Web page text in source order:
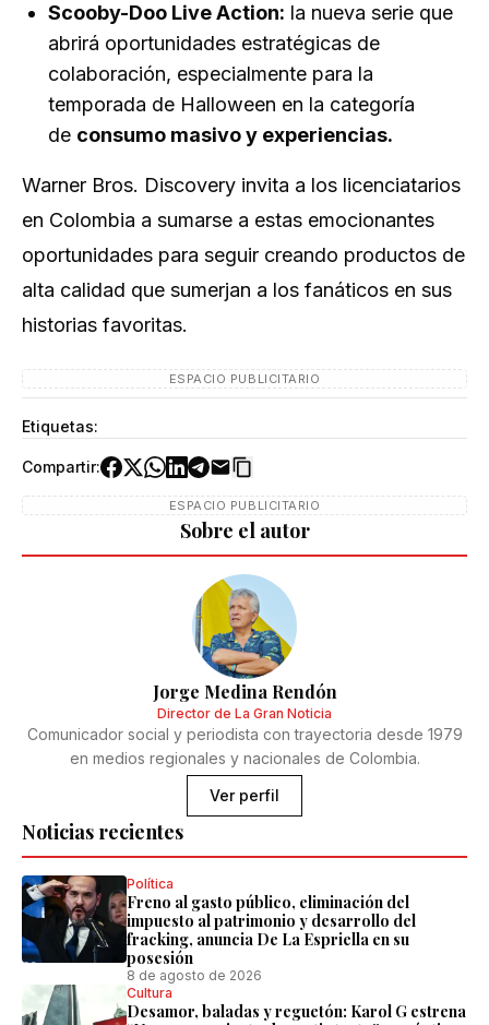
Scooby-Doo Live Action: la nueva serie que
abrirá oportunidades estratégicas de
colaboración, especialmente para la
temporada de Halloween en la categoría
de consumo masivo y experiencias.
Warner Bros. Discovery invita a los licenciatarios
en Colombia a sumarse a estas emocionantes
oportunidades para seguir creando productos de
alta calidad que sumerjan a los fanáticos en sus
historias favoritas.
ESPACIO PUBLICITARIO
Etiquetas:
Compartir:
ESPACIO PUBLICITARIO
Noticias recientes
Política
Freno al gasto público, eliminación del
impuesto al patrimonio y desarrollo del
fracking, anuncia De La Espriella en su
posesión
8 de agosto de 2026
Cultura
Desamor, baladas y reguetón: Karol G estrena
Sobre el autor
Jorge Medina Rendón
Director de La Gran Noticia
Comunicador social y periodista con trayectoria desde 1979
en medios regionales y nacionales de Colombia.
Ver perfil